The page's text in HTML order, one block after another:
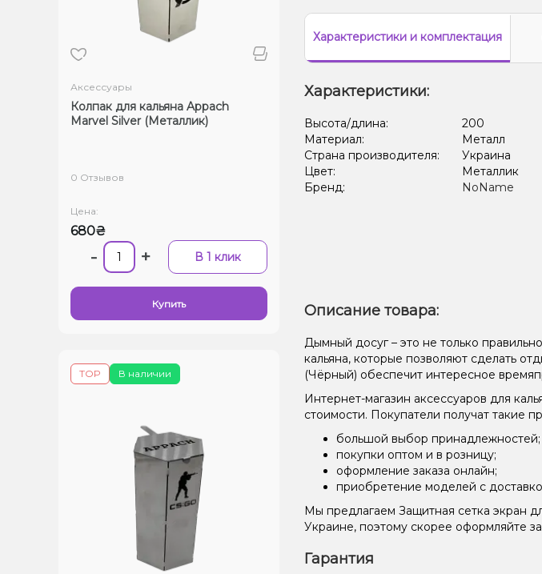
Аксессуары
Колпак для кальяна Appach
Marvel Silver (Металлик)
0 Отзывов
Цена:
680₴
- + В 1 клик
Купить
В наличии
TOP
Характеристикии комплектация
Характеристики:
Высота/длина:
200
Материал:
Металл
Страна производителя:
Украина
Цвет:
Металлик
Бренд:
NoName
Описание товара:
Дымный досуг – это не только
кальяна, которые позволяют сделать
(Чёрный) обеспечит интересное
Интернет-магазин аксессуаров для
стоимости. Покупатели получат такие
большой выбор принадлежностей;
покупки оптом и в розницу;
оформление заказа онлайн;
приобретение моделей с
Мы предлагаем Защитная сетка экран
Украине, поэтому скорее оформляйте
Гарантия